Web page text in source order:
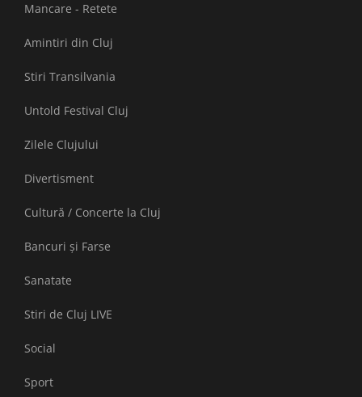
Mancare - Retete
Amintiri din Cluj
Stiri Transilvania
Untold Festival Cluj
Zilele Clujului
Divertisment
Cultură / Concerte la Cluj
Bancuri și Farse
Sanatate
Stiri de Cluj LIVE
Social
Sport